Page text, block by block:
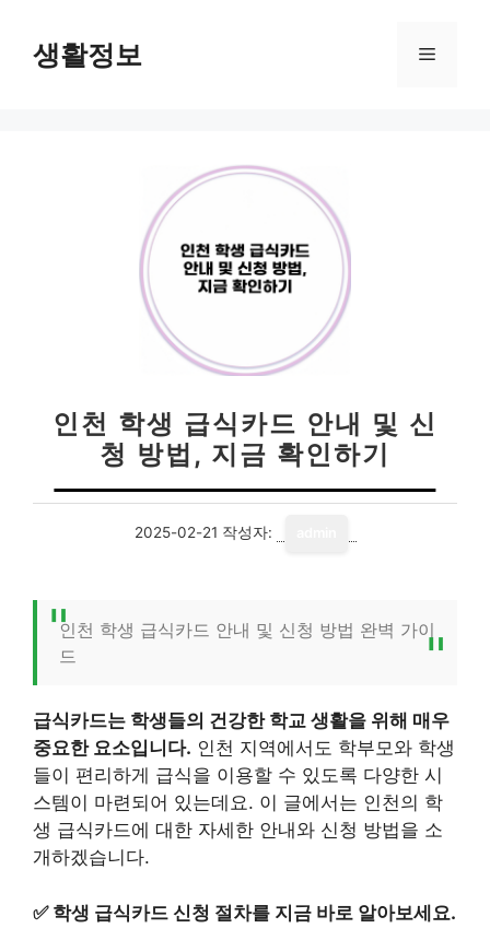
생활정보 메
인천 학생 급식카드 안내 및 신
청 방법, 지금 확인하기
2025-02-21 작성자:
인천 학생 급식카드 안내 및 신청 방법 완벽 가이
드
급식카드는 학생들의 건강한 학교 생활을 위해 매우
중요한 요소입니다. 인천 지역에서도 학부모와 학생
들이 편리하게 급식을 이용할 수 있도록 다양한 시
스템이 마련되어 있는데요. 이 글에서는 인천의 학
생 급식카드에 대한 자세한 안내와 신청 방법을 소
개하겠습니다.
✅ 학생 급식카드 신청 절차를 지금 바로 알아보세요.